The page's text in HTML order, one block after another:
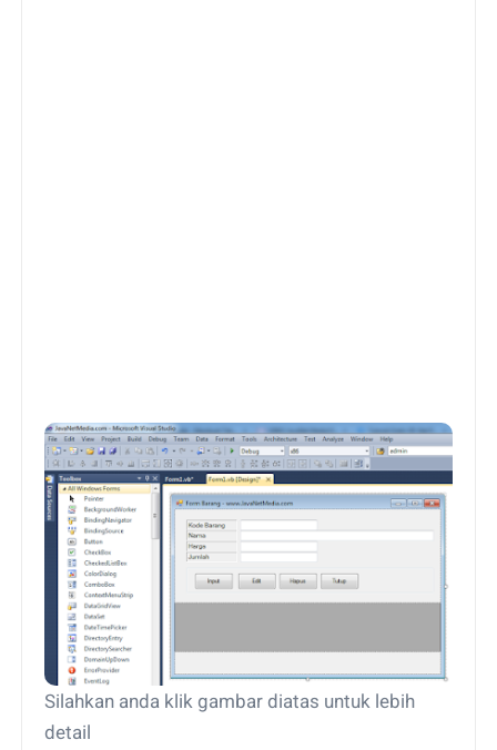
Silahkan anda klik gambar diatas untuk lebih
detail